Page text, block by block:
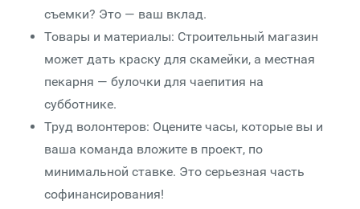
съемки? Это — ваш вклад.
Товары и материалы: Строительный магазин
может дать краску для скамейки, а местная
пекарня — булочки для чаепития на
субботнике.
Труд волонтеров: Оцените часы, которые вы и
ваша команда вложите в проект, по
минимальной ставке. Это серьезная часть
софинансирования!